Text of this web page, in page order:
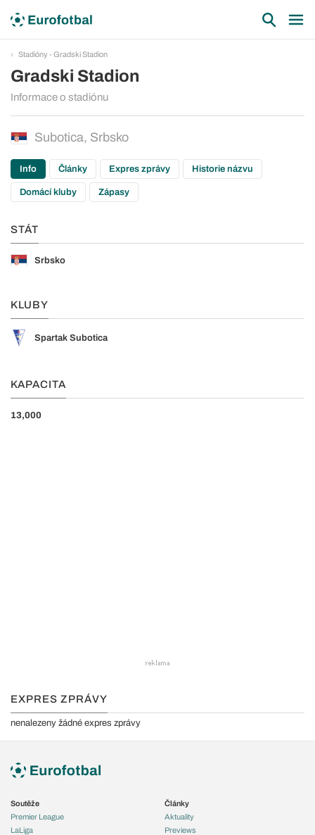
Stadióny - Gradski Stadion
Gradski Stadion
Informace o stadiónu
Subotica, Srbsko
Info Články Expres zprávy Historie názvu
Domácí kluby Zápasy
STÁT
Srbsko
KLUBY
Spartak Subotica
KAPACITA
13,000
EXPRES ZPRÁVY
nenalezeny žádné expres zprávy
Soutěže
Premier League
LaLiga
Články
Aktuality
Previews